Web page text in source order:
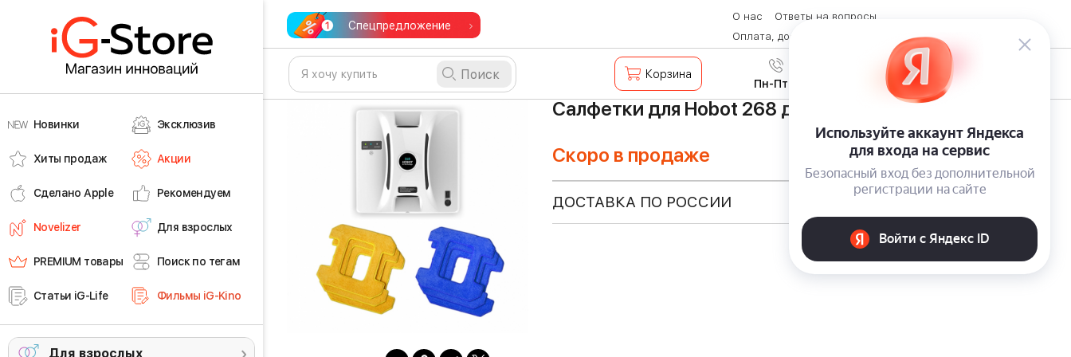
Новинки Эксклюзив
Хиты продаж Акции
Сделано Apple Рекомендуем
Novelizer Для взрослых
PREMIUM товары Поиск по тегам
Статьи iG-Life Фильмы iG-Kino
Для взрослых
Спецпредложение
О нас
Ответы на вопросы
Оплата, доставка и возврат товара
Контакты
Поиск Корзина 8 (800) 600-28-07
Пн-Пт с 9:00 до 19:00
Салфетки для Hobot 268 для влажной уборки
Скоро в продаже
ДОСТАВКА ПО РОССИИ Курьером, самовывоз